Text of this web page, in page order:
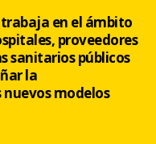
en el ámbito
proveedores
sanitarios públicos
la
modelos